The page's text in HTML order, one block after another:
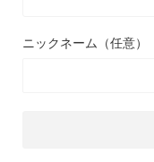
ニックネーム（任意）